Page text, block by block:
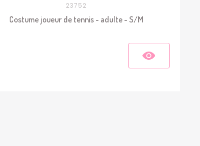
23752
Costume joueur de tennis - adulte - S/M